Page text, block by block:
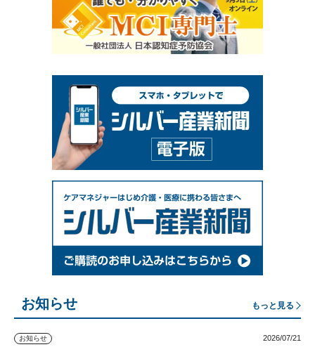
お知らせ もっと見る
お知らせ 2026/07/21